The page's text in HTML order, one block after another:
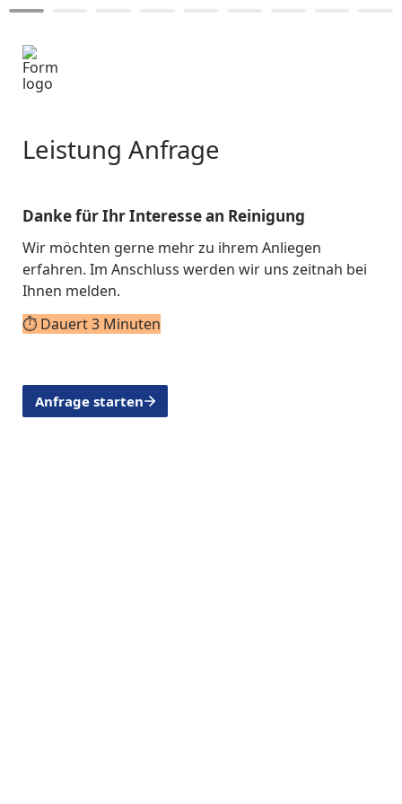
Leistung Anfrage
Danke für Ihr Interesse an Reinigung
Wir möchten gerne mehr zu ihrem Anliegen
erfahren. Im Anschluss werden wir uns zeitnah bei
Ihnen melden.
⏱️ Dauert 3 Minuten
Anfrage starten